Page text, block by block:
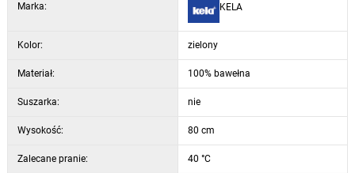
Marka: KELA
Kolor: zielony
Materiał: 100% bawełna
Suszarka: nie
Wysokość: 80 cm
Zalecane pranie: 40 °C